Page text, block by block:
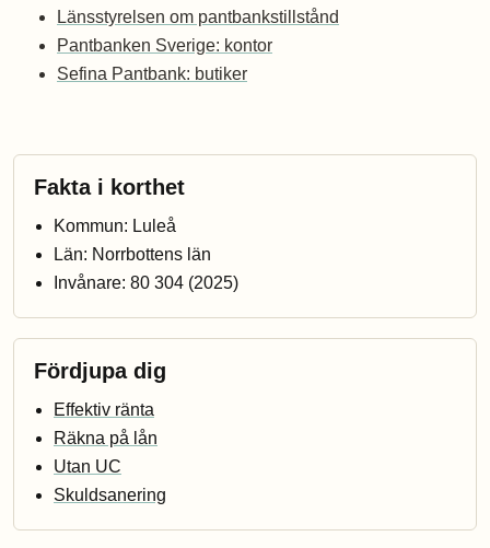
Länsstyrelsen om pantbankstillstånd
Pantbanken Sverige: kontor
Sefina Pantbank: butiker
Fakta i korthet
Kommun: Luleå
Län: Norrbottens län
Invånare: 80 304 (2025)
Fördjupa dig
Effektiv ränta
Räkna på lån
Utan UC
Skuldsanering